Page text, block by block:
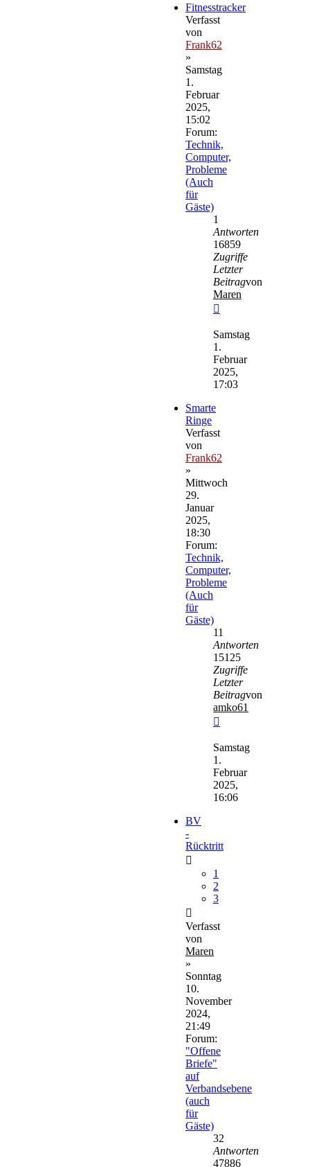
Fitnesstracker
Verfasst
von
Frank62
»
Samstag
1.
Februar
2025,
15:02
Forum:
Technik,
Computer,
Probleme
(Auch
für
Gäste)
1
Antworten
16859
Zugriffe
Letzter
Beitragvon
Maren
Beitrag
Samstag
1.
Februar
2025,
17:03
Smarte
Ringe
Verfasst
von
Frank62
»
Mittwoch
29.
Januar
2025,
18:30
Forum:
Technik,
Computer,
Probleme
(Auch
für
Gäste)
11
Antworten
15125
Zugriffe
Letzter
Beitragvon
amko61
Beitrag
Samstag
1.
Februar
2025,
16:06
BV
-
Rücktritt
1
2
3
Verfasst
von
Maren
»
Sonntag
10.
November
2024,
21:49
Forum:
"Offene
Briefe"
auf
Verbandsebene
(auch
für
Gäste)
32
Antworten
47886